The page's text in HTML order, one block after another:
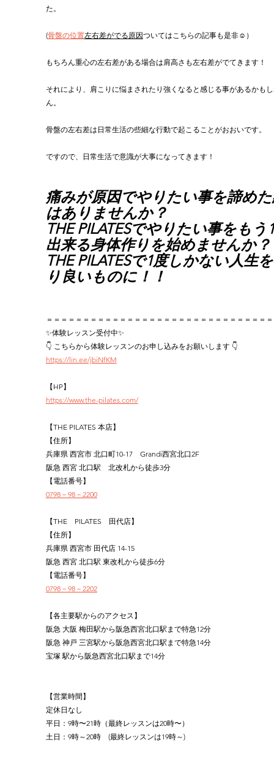
た。
(骨盤の位置左右差がでる原因ついてはこちらの記事も是非☺️）
もちろん重心の左右差がある場合は肩高さも左右差がでてきます！
それにより、肩こりに悩まされたり強くなると感じる事があるかも
ん。
骨盤の左右差は日常生活の些細な行動で起こることがおおいです。
ですので、日常生活で意識が大事になってきます！
痛みが原因でやりたい事を諦め
はありませんか？
THE PILATESでやりたい事をもう
出来る身体作りを始めませんか？
THE PILATESで1度しかない人生
り良いものに！！
＝＝＝＝＝＝＝＝＝＝＝＝＝＝＝＝＝＝＝＝＝＝＝＝＝＝＝＝＝＝
✨体験レッスン受付中✨
👇 こちらから体験レッスンのお申し込みをお願いします 👇
https://lin.ee/jbiNfKM
【HP】
https://www.the-pilates.com/
【THE PILATES 本店】
【住所】
兵庫県 西宮市 北口町10-17　Grandi西宮北口2F
阪急 西宮 北口駅　北改札から徒歩3分
【電話番号】
0798－98－2200
【THE　PILATES　田代店】
【住所】
兵庫県 西宮市 田代店 14-15
阪急 西宮 北口駅 東改札から徒歩6分
【電話番号】
0798－98－2202
【各主要駅からのアクセス】
阪急 大阪 梅田駅から阪急西宮北口駅まで特急12分
阪急 神戸 三宮駅から阪急西宮北口駅まで特急14分
宝塚 駅から阪急西宮北口駅まで14分
【営業時間】
定休日なし
平日：9時〜21時（最終レッスンは20時〜）
土日：9時～20時　(最終レッスンは19時～)